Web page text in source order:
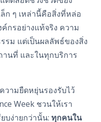
ก ๆ เหล่านี้คือสิ่งที่หล่อ
กรอย่างแท้จริง ความ
รม แต่เป็นผลลัพธ์ของสิ่ง
นที่ และในทุกบริการ
ามยืดหยุ่นรองรับไว้
Week ชวนให้เรา
บง่ายกว่านั้น: ทุกคนใน